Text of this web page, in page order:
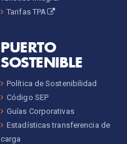
Tarifas TPA
PUERTO
SOSTENIBLE
Política de Sostenibilidad
Código SEP
Guías Corporativas
Estadísticas transferencia de
carga